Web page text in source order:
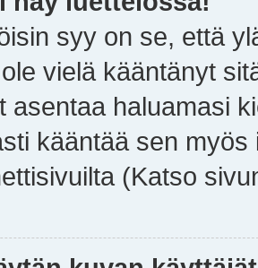
syy on se, että
vielä kääntänyt
asentaa haluamasi
kääntää sen
(Katso